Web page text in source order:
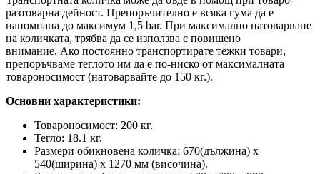
разтоварна дейност. Препоръчително е всяка гума да е
напомпана до максимум 1,5 bar. При максимално натоварване
на количката, трябва да се използва с повишено
внимание. Ако постоянно транспортирате тежки товари,
препоръчваме теглото им да е по-ниско от максималната
товароносимост (натоварвайте до 150 кг.).
Основни характеристики:
Товароносимост: 200 кг.
Тегло: 18.1 кг.
Размери обикновена количка: 670(дължина) х
540(ширина) х 1270 мм (височина).